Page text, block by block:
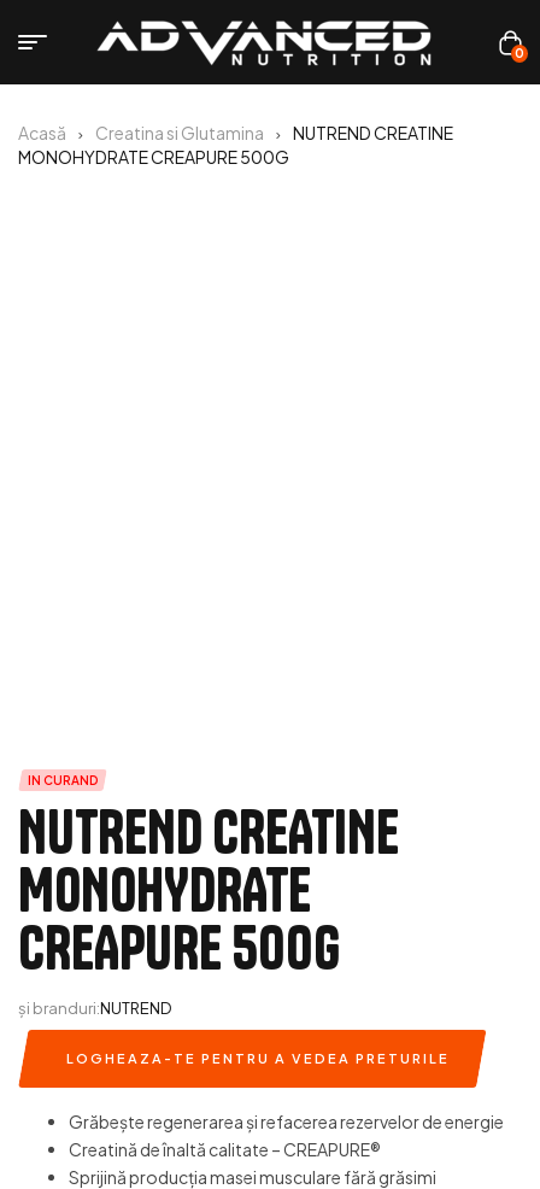
0
Acasă Creatina si Glutamina
NUTREND CREATINE
MONOHYDRATE CREAPURE 500G
IN CURAND
NUTREND CREATINE
MONOHYDRATE
CREAPURE 500G
și branduri:NUTREND
LOGHEAZA-TE PENTRU A VEDEA PRETURILE
Grăbește regenerarea și refacerea rezervelor de energie
Creatină de înaltă calitate – CREAPURE®
Sprijină producția masei musculare fără grăsimi